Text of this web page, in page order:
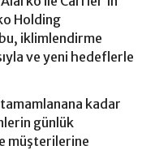
Holding
iklimlendirme
ve yeni hedeflerle
kadar
günlük
müşterilerine